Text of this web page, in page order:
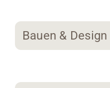
Bauen & Design